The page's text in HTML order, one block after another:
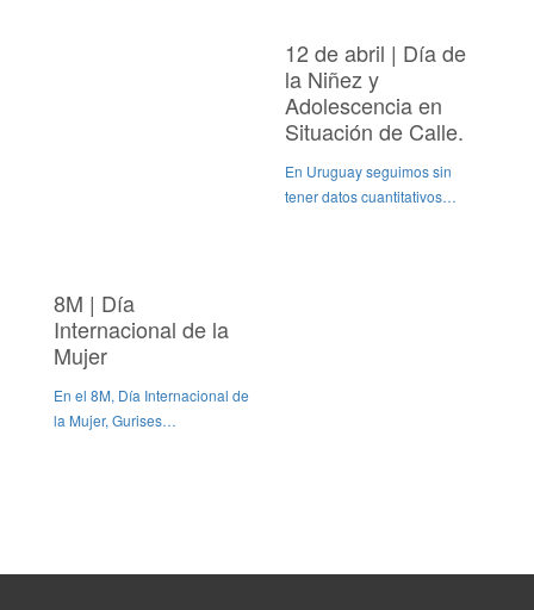
12 de abril | Día de
la Niñez y
Adolescencia en
Situación de Calle.
En Uruguay seguimos sin
tener datos cuantitativos…
8M | Día
Internacional de la
Mujer
En el 8M, Día Internacional de
la Mujer, Gurises…